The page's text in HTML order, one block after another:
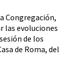
Congregación,
las evoluciones
de los
de Roma, del